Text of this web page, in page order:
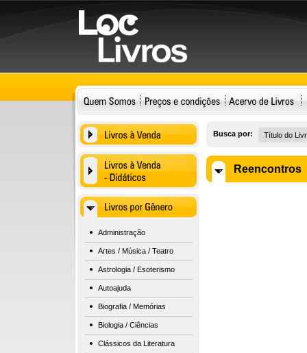
Administração
Artes / Música / Teatro
Astrologia / Esoterismo
Autoajuda
Biografia / Memórias
Biologia / Ciências
Clássicos da Literatura
Busca por:
Reencontros